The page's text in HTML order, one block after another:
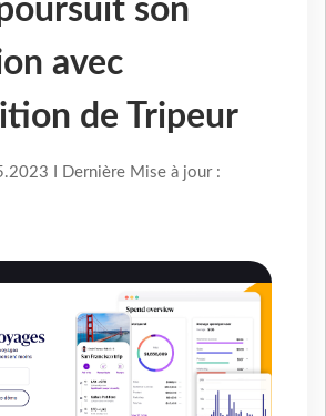
son
avec
de Tripeur
I Dernière Mise à jour :